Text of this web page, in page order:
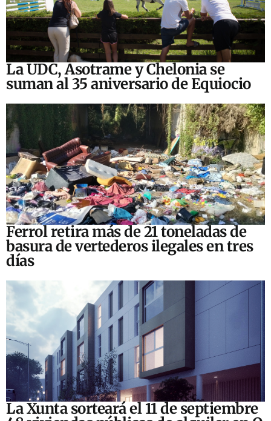
La UDC, Asotrame y Chelonia se
suman al 35 aniversario de Equiocio
Ferrol retira más de 21 toneladas de
basura de vertederos ilegales en tres
días
La Xunta sorteará el 11 de septiembre